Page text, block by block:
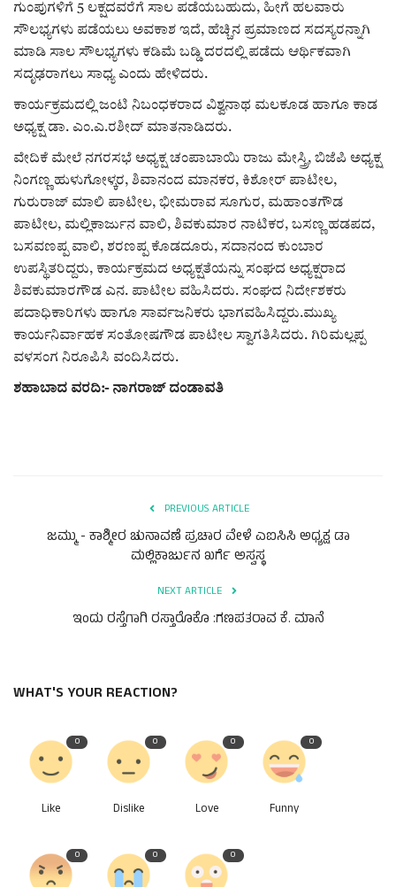
ಗುಂಪುಗಳಿಗೆ 5 ಲಕ್ಷದವರೆಗೆ ಸಾಲ ಪಡೆಯಬಹುದು, ಹೀಗೆ ಹಲವಾರು
ಸೌಲಭ್ಯಗಳು ಪಡೆಯಲು ಅವಕಾಶ ಇದೆ, ಹೆಚ್ಚಿನ ಪ್ರಮಾಣದ ಸದಸ್ಯರನ್ನಾಗಿ
ಮಾಡಿ ಸಾಲ ಸೌಲಭ್ಯಗಳು ಕಡಿಮೆ ಬಡ್ಡಿ ದರದಲ್ಲಿ ಪಡೆದು ಆರ್ಥಿಕವಾಗಿ
ಸದೃಢರಾಗಲು ಸಾಧ್ಯ ಎಂದು ಹೇಳಿದರು.
ಕಾರ್ಯಕ್ರಮದಲ್ಲಿ ಜಂಟಿ ನಿಬಂಧಕರಾದ ವಿಶ್ವನಾಥ ಮಲಕೂಡ ಹಾಗೂ ಕಾಡ
ಅಧ್ಯಕ್ಷ ಡಾ. ಎಂ.ಎ.ರಶೀದ್ ಮಾತನಾಡಿದರು.
ವೇದಿಕೆ ಮೇಲೆ ನಗರಸಭೆ ಅಧ್ಯಕ್ಷ ಚಂಪಾಬಾಯಿ ರಾಜು ಮೇಸ್ತ್ರಿ, ಬಿಜೆಪಿ ಅಧ್ಯಕ್ಷ
ನಿಂಗಣ್ಣ ಹುಳುಗೋಳ್ಕರ, ಶಿವಾನಂದ ಮಾನಕರ, ಕಿಶೋರ್ ಪಾಟೀಲ,
ಗುರುರಾಜ್ ಮಾಲಿ ಪಾಟೀಲ, ಭೀಮರಾವ ಸೂಗುರ, ಮಹಾಂತಗೌಡ
ಪಾಟೀಲ, ಮಲ್ಲಿಕಾರ್ಜುನ ವಾಲಿ, ಶಿವಕುಮಾರ ನಾಟಿಕರ, ಬಸಣ್ಣ ಹಡಪದ,
ಬಸವಣಪ್ಪ ವಾಲಿ, ಶರಣಪ್ಪ ಕೊಡದೂರು, ಸದಾನಂದ ಕುಂಬಾರ
ಉಪಸ್ಥಿತರಿದ್ದರು, ಕಾರ್ಯಕ್ರಮದ ಅಧ್ಯಕ್ಷತೆಯನ್ನು ಸಂಘದ ಅಧ್ಯಕ್ಷರಾದ
ಶಿವಕುಮಾರಗೌಡ ಎನ. ಪಾಟೀಲ ವಹಿಸಿದರು. ಸಂಘದ ನಿರ್ದೇಶಕರು
ಪದಾಧಿಕಾರಿಗಳು ಹಾಗೂ ಸಾರ್ವಜನಿಕರು ಭಾಗವಹಿಸಿದ್ದರು.ಮುಖ್ಯ
ಕಾರ್ಯನಿರ್ವಾಹಕ ಸಂತೋಷಗೌಡ ಪಾಟೀಲ ಸ್ವಾಗತಿಸಿದರು. ಗಿರಿಮಲ್ಲಪ್ಪ
ವಳಸಂಗ ನಿರೂಪಿಸಿ ವಂದಿಸಿದರು.
ಶಹಾಬಾದ ವರದಿ:- ನಾಗರಾಜ್ ದಂಡಾವತಿ
PREVIOUS ARTICLE
ಜಮ್ಮು - ಕಾಶ್ಮೀರ ಚುನಾವಣೆ ಪ್ರಚಾರ ವೇಳೆ ಎಐಸಿಸಿ ಅಧ್ಯಕ್ಷ ಡಾ
ಮಲ್ಲಿಕಾರ್ಜುನ ಖರ್ಗೆ ಅಸ್ವಸ್ಥ
NEXT ARTICLE
ಇಂದು ರಸ್ತೆಗಾಗಿ ರಸ್ತಾರೊಕೊ :ಗಣಪತರಾವ ಕೆ. ಮಾನೆ
WHAT'S YOUR REACTION?
0
Like
0
Dislike
0
Love
0
Funny
0 0 0